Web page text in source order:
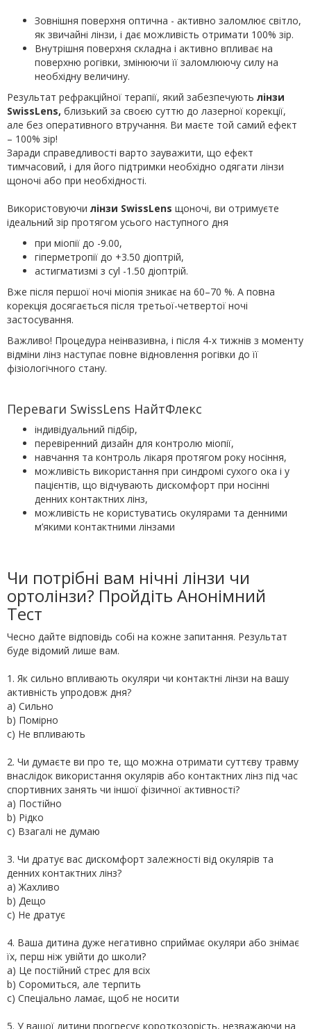
Зовнішня поверхня оптична - активно заломлює світло,
як звичайні лінзи, і дає можливість отримати 100% зір.
Внутрішня поверхня складна і активно впливає на
поверхню рогівки, змінюючи її заломлюючу силу на
необхідну величину.
Результат рефракційної терапії, який забезпечують лінзи
SwissLens, близький за своєю суттю до лазерної корекції,
але без оперативного втручання. Ви маєте той самий ефект
– 100% зір!
Заради справедливості варто зауважити, що ефект
тимчасовий, і для його підтримки необхідно одягати лінзи
щоночі або при необхідності.
Використовуючи лінзи SwissLens щоночі, ви отримуєте
ідеальний зір протягом усього наступного дня
при міопії до -9.00,
гіперметропії до +3.50 діоптрій,
астигматизмі з cyl -1.50 діоптрій.
Вже після першої ночі міопія зникає на 60–70 %. А повна
корекція досягається після третьої-четвертої ночі
застосування.
Важливо! Процедура неінвазивна, і після 4-х тижнів з моменту
відміни лінз наступає повне відновлення рогівки до її
фізіологічного стану.
Переваги SwissLens НайтФлекс
індивідуальний підбір,
перевіренний дизайн для контролю міопії,
навчання та контроль лікаря протягом року носіння,
можливість використання при синдромі сухого ока і у
пацієнтів, що відчувають дискомфорт при носінні
денних контактних лінз,
можливість не користуватись окулярами та денними
м’якими контактними лінзами
Чи потрібні вам нічні лінзи чи
ортолінзи? Пройдіть Анонімний
Тест
Чесно дайте відповідь собі на кожне запитання. Результат
буде відомий лише вам.
1. Як сильно впливають окуляри чи контактні лінзи на вашу
активність упродовж дня?
a) Сильно
b) Помірно
c) Не впливають
2. Чи думаєте ви про те, що можна отримати суттєву травму
внаслідок використання окулярів або контактних лінз під час
спортивних занять чи іншої фізичної активності?
a) Постійно
b) Рідко
c) Взагалі не думаю
3. Чи дратує вас дискомфорт залежності від окулярів та
денних контактних лінз?
a) Жахливо
b) Дещо
c) Не дратує
4. Ваша дитина дуже негативно сприймає окуляри або знімає
їх, перш ніж увійти до школи?
a) Це постійний стрес для всіх
b) Соромиться, але терпить
c) Спеціально ламає, щоб не носити
5. У вашої дитини прогресує короткозорість, незважаючи на